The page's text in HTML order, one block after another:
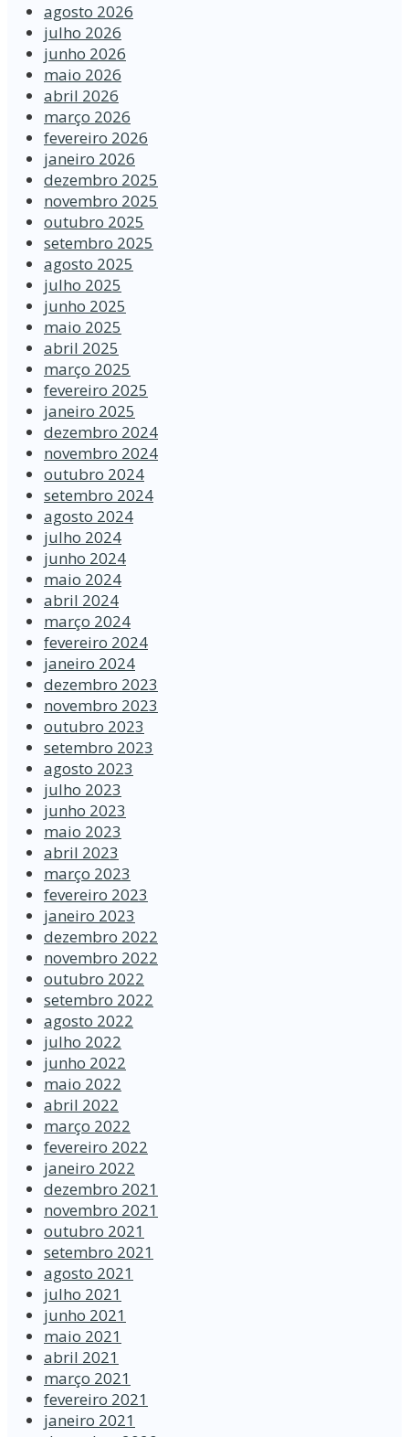
agosto 2026
julho 2026
junho 2026
maio 2026
abril 2026
março 2026
fevereiro 2026
janeiro 2026
dezembro 2025
novembro 2025
outubro 2025
setembro 2025
agosto 2025
julho 2025
junho 2025
maio 2025
abril 2025
março 2025
fevereiro 2025
janeiro 2025
dezembro 2024
novembro 2024
outubro 2024
setembro 2024
agosto 2024
julho 2024
junho 2024
maio 2024
abril 2024
março 2024
fevereiro 2024
janeiro 2024
dezembro 2023
novembro 2023
outubro 2023
setembro 2023
agosto 2023
julho 2023
junho 2023
maio 2023
abril 2023
março 2023
fevereiro 2023
janeiro 2023
dezembro 2022
novembro 2022
outubro 2022
setembro 2022
agosto 2022
julho 2022
junho 2022
maio 2022
abril 2022
março 2022
fevereiro 2022
janeiro 2022
dezembro 2021
novembro 2021
outubro 2021
setembro 2021
agosto 2021
julho 2021
junho 2021
maio 2021
abril 2021
março 2021
fevereiro 2021
janeiro 2021